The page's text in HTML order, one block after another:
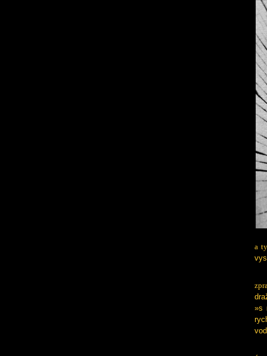
a
»s